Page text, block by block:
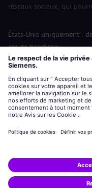
réseaux sociaux, qui
États-Unis uniquement :
cas de handicap
Labor Condition
siemens-energy.comSite
Informations sur
Siemens Energy est une